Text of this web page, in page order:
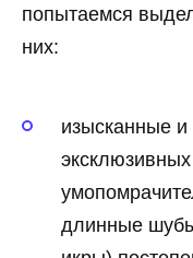
попытаемся
них:
изысканные
длинные